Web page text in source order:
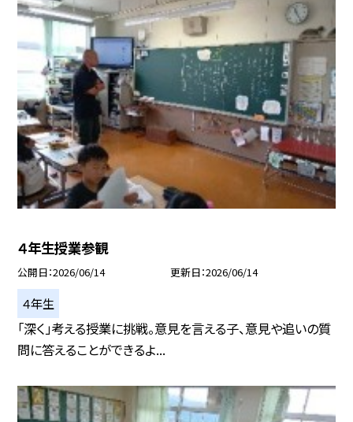
４年生授業参観
公開日 2026/06/14 更新日 2026/06/14
４年生
「深く」考える授業に挑戦。意見を言える子、意見や追いの質
問に答えることができるよ...